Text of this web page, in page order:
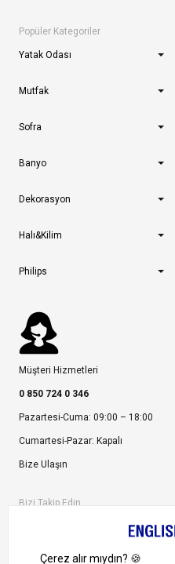
Popüler Kategoriler
Yatak Odası
Mutfak
Sofra
Banyo
Dekorasyon
Halı&Kilim
Philips
Müşteri Hizmetleri
0 850 724 0 346
Pazartesi-Cuma: 09:00 – 18:00
Cumartesi-Pazar: Kapalı
Bize Ulaşın
Bizi Takip Edin